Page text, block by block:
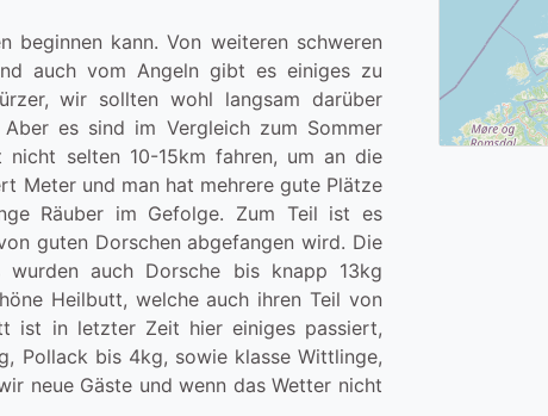
beginnen kann. Von weiteren schweren
auch vom Angeln gibt es einiges zu
wir sollten wohl langsam darüber
es sind im Vergleich zum Sommer
selten 10-15km fahren, um an die
Meter und man hat mehrere gute Plätze
Räuber im Gefolge. Zum Teil ist es
guten Dorschen abgefangen wird. Die
auch Dorsche bis knapp 13kg
Heilbutt, welche auch ihren Teil von
ist in letzter Zeit hier einiges passiert,
Pollack bis 4kg, sowie klasse Wittlinge,
neue Gäste und wenn das Wetter nicht